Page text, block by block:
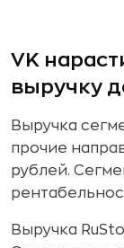
VK
выручку
Выручка
прочие
рублей.
Выручка